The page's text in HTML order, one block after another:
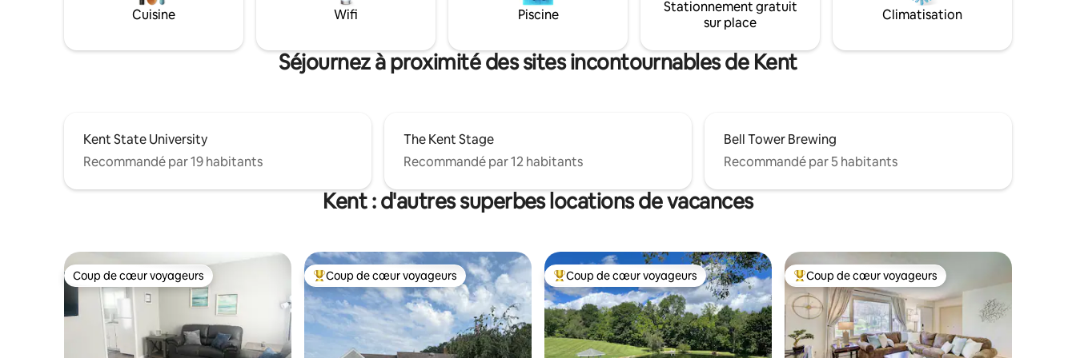
tout ce dont vous avez besoin pour vous
déconnecter et vous ressourcer :
romantisme. L'escapade idéale pour les
couples ou les voyageurs en solo
Cuisine Wifi Piscine
Stationnement gratuit
sur place
Climatisation
Séjournez à proximité des sites incontournables de Kent
Kent State University
Recommandé par 19 habitants
The Kent Stage
Recommandé par 12 habitants
Bell Tower Brewing
Recommandé par 5 habitants
Kent : d'autres superbes locations de vacances
Coup de cœur voyageurs
Coup de cœur voyageurs Coups de cœur voyageurs les plus appréciés
Coup de cœur voyageurs Coups de cœur voyageurs les plus appréciés
Coup de cœur voyageurs Coups de cœur voyageurs les plus appréciés
Coup de cœur voyageurs